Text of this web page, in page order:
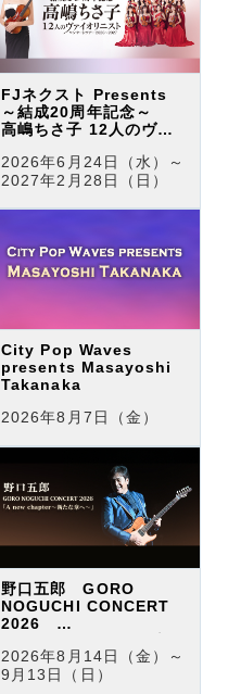
FJネクスト Presents
～結成20周年記念～
高嶋ちさ子 12人のヴァ
コンサートツアー 2026
～2027
2026年6月24日（水）～
2027年2月28日（日）
City Pop Waves
presents Masayoshi
Takanaka
2026年8月7日（金）
野口五郎 GORO
NOGUCHI CONCERT
2026
たな章へ～」
2026年8月14日（金）～
9月13日（日）